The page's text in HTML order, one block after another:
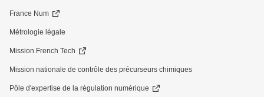
France Num
Métrologie légale
Mission French Tech
Mission nationale de contrôle des précurseurs chimiques
Pôle d'expertise de la régulation numérique